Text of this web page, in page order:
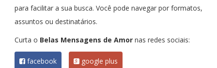
para facilitar a sua busca. Você pode navegar por formatos,
assuntos ou destinatários.
Curta o Belas Mensagens de Amor nas redes sociais:
facebook google plus